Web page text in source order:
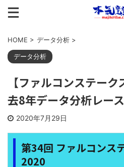
HOME > データ分析 >
データ分析
【ファルコンステー
去8年データ分析レー
2020年7月29日
第34回 ファルコンス
2020